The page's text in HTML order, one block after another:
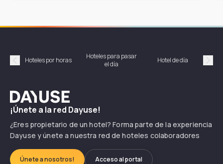
Précédent
Hoteles por horas
Hoteles para pasar
el día
Hotel de día
Dayuse
¡Únete a la red Dayuse!
¿Eres propietario de un hotel? Forma parte de la experiencia
Dayuse y únete a nuestra red de hoteles colaboradores
Únete a nosotros! Acceso al portal